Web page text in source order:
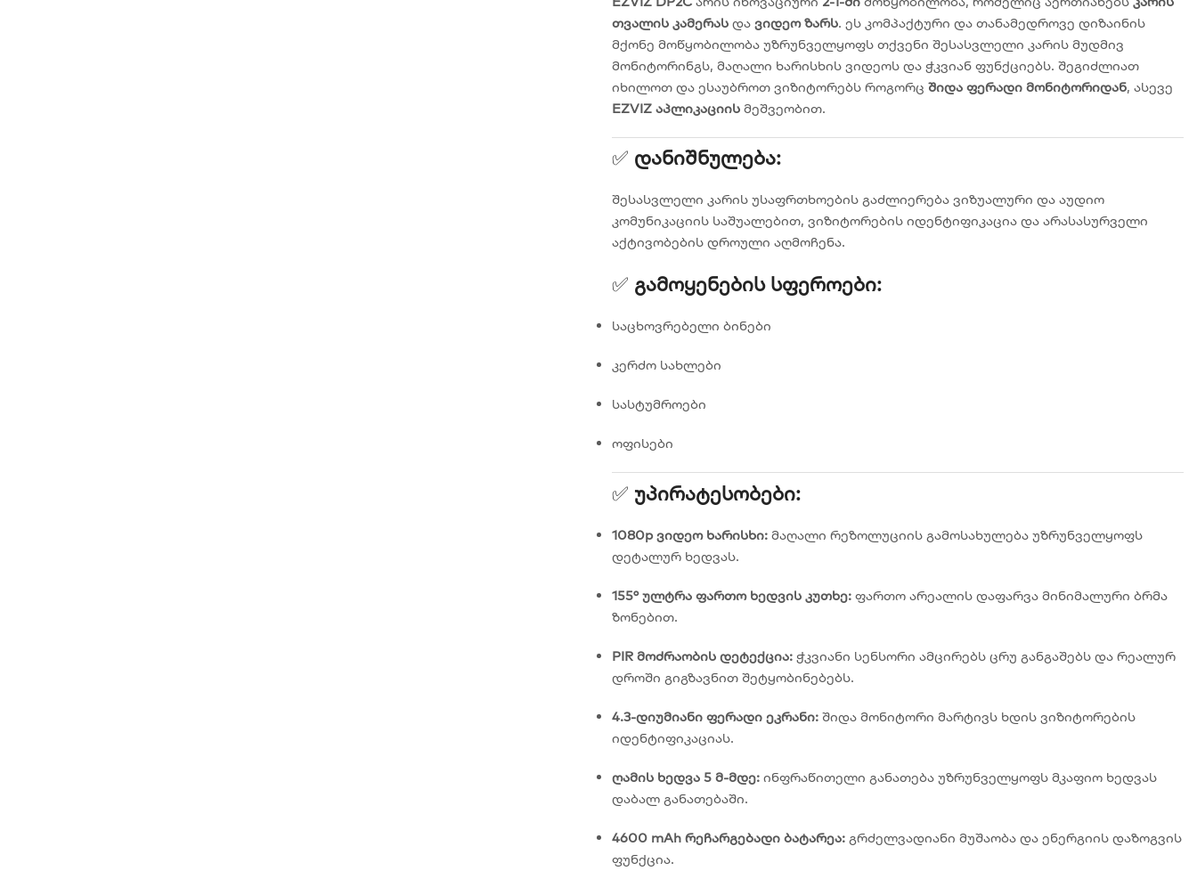
თვალის კამერასდა ვიდეო ზარს. ეს კომპაქტური და თანამედროვე დიზაინის
მქონე მოწყობილობა უზრუნველყოფს თქვენი შესასვლელი კარის მუდმივ
მონიტორინგს, მაღალი ხარისხის ვიდეოს და ჭკვიან ფუნქციებს. შეგიძლიათ
იხილოთ და ესაუბროთ ვიზიტორებს როგორც შიდა ფერადი მონიტორიდან, ასევე
EZVIZ აპლიკაციისმეშვეობით.
✅ Დანიშნულება:
შესასვლელი კარის უსაფრთხოების გაძლიერება ვიზუალური და აუდიო
კომუნიკაციის საშუალებით, ვიზიტორების იდენტიფიკაცია და არასასურველი
აქტივობების დროული აღმოჩენა.
✅ Გამოყენების Სფეროები:
საცხოვრებელი ბინები
კერძო სახლები
სასტუმროები
ოფისები
✅ Უპირატესობები:
1080p ვიდეო ხარისხი: მაღალი რეზოლუციის გამოსახულება უზრუნველყოფს
დეტალურ ხედვას.
155° ულტრა ფართო ხედვის კუთხე: ფართო არეალის დაფარვა მინიმალური ბრმა
ზონებით.
PIR მოძრაობის დეტექცია: ჭკვიანი სენსორი ამცირებს ცრუ განგაშებს და რეალურ
დროში გიგზავნით შეტყობინებებს.
4.3-დიუმიანი ფერადი ეკრანი: შიდა მონიტორი მარტივს ხდის ვიზიტორების
იდენტიფიკაციას.
ღამის ხედვა 5 მ-მდე: ინფრაწითელი განათება უზრუნველყოფს მკაფიო ხედვას
დაბალ განათებაში.
4600 mAh რეჩარგებადი ბატარეა: გრძელვადიანი მუშაობა და ენერგიის დაზოგვის
ფუნქცია.